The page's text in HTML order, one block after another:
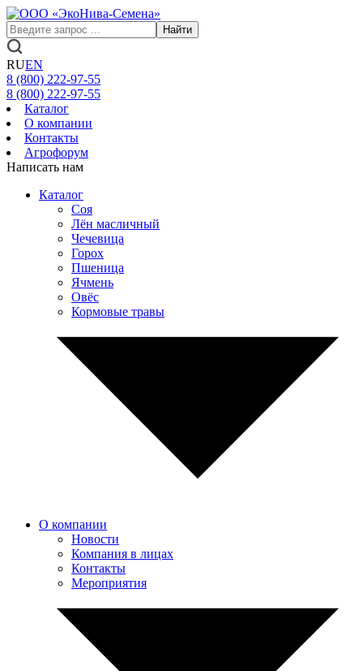
Найти
RUEN
8 (800) 222-97-55
8 (800) 222-97-55
Каталог
О компании
Контакты
Агрофорум
Написать нам
Каталог
Соя
Лён масличный
Чечевица
Горох
Пшеница
Ячмень
Овёс
Кормовые травы
О компании
Новости
Компания в лицах
Контакты
Мероприятия